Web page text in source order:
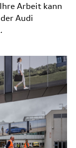
Arbeit kann
Audi